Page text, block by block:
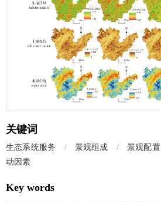
关键词
生态系统服务 / 景观组成 / 景观配置
动因素
Key words